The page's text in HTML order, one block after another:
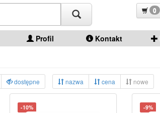
0
Profil Kontakt
dostępne nazwa cena nowe
-10% -9%